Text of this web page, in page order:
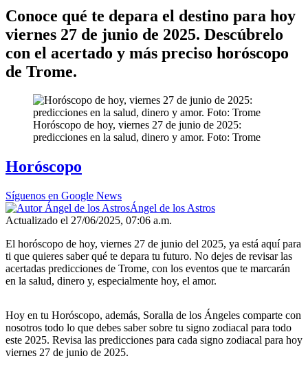
Conoce qué te depara el destino para hoy
viernes 27 de junio de 2025. Descúbrelo
con el acertado y más preciso horóscopo
de Trome.
Horóscopo de hoy, viernes 27 de junio de 2025:
predicciones en la salud, dinero y amor. Foto: Trome
Horóscopo
Síguenos en Google News
Ángel de los Astros
Actualizado el 27/06/2025, 07:06 a.m.
El horóscopo de hoy, viernes 27 de junio del 2025, ya está aquí para
ti que quieres saber qué te depara tu futuro. No dejes de revisar las
acertadas predicciones de Trome, con los eventos que te marcarán
en la salud, dinero y, especialmente hoy, el amor.
Hoy en tu Horóscopo, además, Soralla de los Ángeles comparte con
nosotros todo lo que debes saber sobre tu signo zodiacal para todo
este 2025. Revisa las predicciones para cada signo zodiacal para hoy
viernes 27 de junio de 2025.